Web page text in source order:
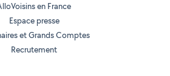
en France
Espace presse
et Grands Comptes
Recrutement